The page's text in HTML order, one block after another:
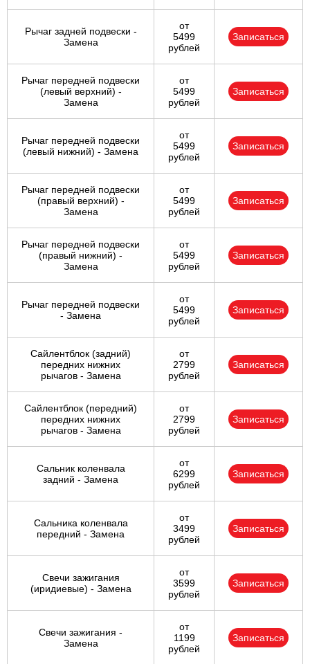
Рычаг задней подвески -
Замена
от
5499
рублей
Записаться
Рычаг передней подвески
(левый верхний) -
Замена
от
5499
рублей
Записаться
Рычаг передней подвески
(левый нижний) - Замена
от
5499
рублей
Записаться
Рычаг передней подвески
(правый верхний) -
Замена
от
5499
рублей
Записаться
Рычаг передней подвески
(правый нижний) -
Замена
от
5499
рублей
Записаться
Рычаг передней подвески
- Замена
от
5499
рублей
Записаться
Сайлентблок (задний)
передних нижних
рычагов - Замена
от
2799
рублей
Записаться
Сайлентблок (передний)
передних нижних
рычагов - Замена
от
2799
рублей
Записаться
Сальник коленвала
задний - Замена
от
6299
рублей
Записаться
Сальника коленвала
передний - Замена
от
3499
рублей
Записаться
Свечи зажигания
(иридиевые) - Замена
от
3599
рублей
Записаться
Свечи зажигания -
Замена
от
1199
рублей
Записаться